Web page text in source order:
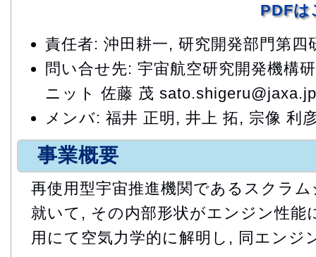
PDFは
責任者: 沖田耕一, 研究開発部門第四
問い合せ先: 宇宙航空研究開発機構
ニット 佐藤 茂
メンバ: 福井 正明, 井上 拓, 宗像 利
事業概要
再使用型宇宙推進機関であるスクラ
就いて, その内部形状がエンジン性能
用にて空気力学的に解明し, 同エンジ